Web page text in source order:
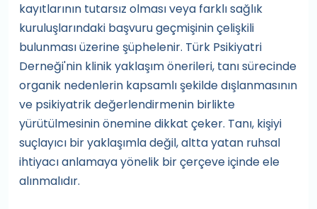
kayıtlarının tutarsız olması veya farklı sağlık
kuruluşlarındaki başvuru geçmişinin çelişkili
bulunması üzerine şüphelenir. Türk Psikiyatri
Derneği'nin klinik yaklaşım önerileri, tanı sürecinde
organik nedenlerin kapsamlı şekilde dışlanmasının
ve psikiyatrik değerlendirmenin birlikte
yürütülmesinin önemine dikkat çeker. Tanı, kişiyi
suçlayıcı bir yaklaşımla değil, altta yatan ruhsal
ihtiyacı anlamaya yönelik bir çerçeve içinde ele
alınmalıdır.